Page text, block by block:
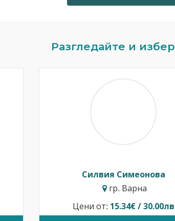
Разгледайте и
Силвия Симеонова
гр. Варна
Цени от: 15.34€ / 30.00лв